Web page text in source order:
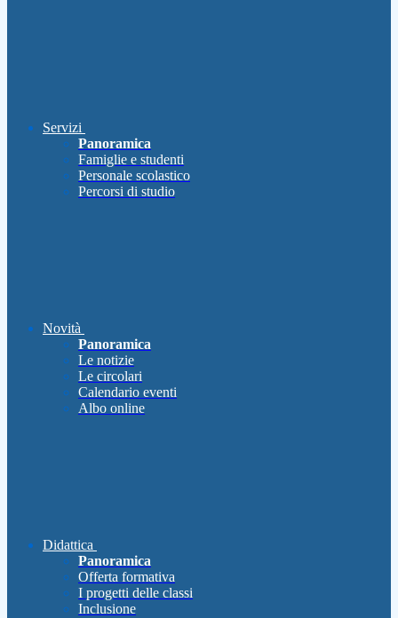
Servizi
Panoramica
Famiglie e studenti
Personale scolastico
Percorsi di studio
Novità
Panoramica
Le notizie
Le circolari
Calendario eventi
Albo online
Didattica
Panoramica
Offerta formativa
I progetti delle classi
Inclusione